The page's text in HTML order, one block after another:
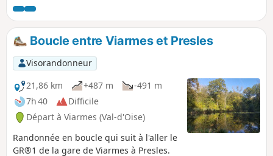
comme par exemple les Étangs de Commelle et le Château
de la Reine Blanche. Parmi les forêts traversées, on peut
citer la Forêt d'Ermenonville, la Forêt de Chantilly et bien
entendu la Forêt de Coye.
Boucle entre Viarmes et Presles
Visorandonneur
21,86 km
+487 m
-491 m
7h 40
Difficile
Départ à Viarmes (Val-d'Oise)
Randonnée en boucle qui suit à l'aller le
GR®1 de la gare de Viarmes à Presles.